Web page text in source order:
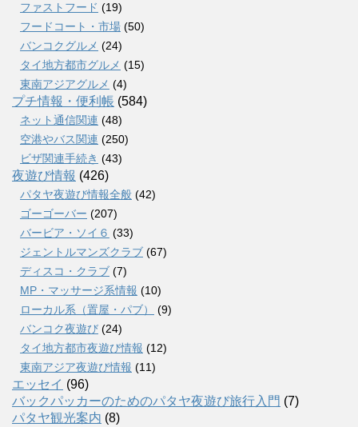
ファストフード (19)
フードコート・市場 (50)
バンコクグルメ (24)
タイ地方都市グルメ (15)
東南アジアグルメ (4)
プチ情報・便利帳 (584)
ネット通信関連 (48)
空港やバス関連 (250)
ビザ関連手続き (43)
夜遊び情報 (426)
パタヤ夜遊び情報全般 (42)
ゴーゴーバー (207)
バービア・ソイ６ (33)
ジェントルマンズクラブ (67)
ディスコ・クラブ (7)
MP・マッサージ系情報 (10)
ローカル系（置屋・パブ）
(9)
バンコク夜遊び (24)
タイ地方都市夜遊び情報 (12)
東南アジア夜遊び情報 (11)
エッセイ (96)
バックパッカーのためのパタヤ夜遊び旅行入門 (7)
パタヤ観光案内 (8)